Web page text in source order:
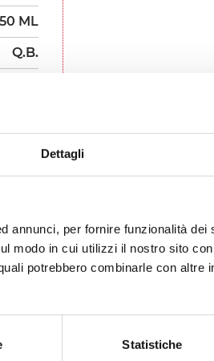
Dettagli
annunci, per fornire funzionalità
modo in cui utilizzi il nostro sito
potrebbero combinarle con altre
Statistiche
ML
Q.B.